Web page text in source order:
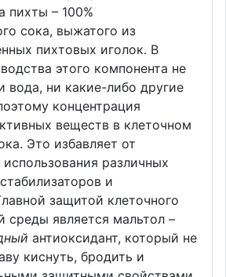
пихты – 100%
сока, выжатого из
пихтовых иголок. В
этого компонента не
вода, ни какие-либо другие
концентрация
веществ в клеточном
Это избавляет от
различных
и
защитой клеточного
среды является мальтол –
антиоксидант, который не
киснуть, бродить и